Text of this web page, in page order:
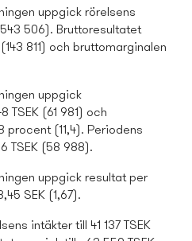
uppgick rörelsens
506). Bruttoresultatet
811) och bruttomarginalen
uppgick
TSEK (61 981) och
procent (11,4). Periodens
TSEK (58 988).
uppgick resultat per
SEK (1,67).
intäkter till 41 137 TSEK